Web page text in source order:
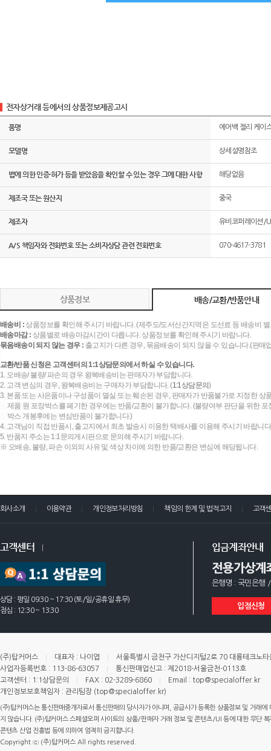
전자상거래 등에서의 상품정보제공고시
품명 에어백 젤리 케이
모델명 상세설명참조
법에 의한 인증·허가 등을 받았음을 확인할 수 있는 경우 그에 대한 사항 해당없음
제조국 또는 원산지 중국
제조자 유비코퍼레이션/
A/S 책임자와 전화번호 또는 소비자상담 관련 전화번호 070-4617-3781
상품정보 배송/교환/반품안내
배송비 :상품정보를 확인해 주시기 바랍니다. (제주도/도서산간지역은 도선료 등 배송비
배송마감 : 상품별로 배송마감시간이 다릅니다. 상품정보를 확인해 주시기 바랍니다.
묶음배송이 되지 않는 경우 : 출고지가 다른 경우, 묶음배송이 되지 않을 수 있습니다.(판
교환/반품 신청은 고객센터의 1:1상담문의에서 하실 수 있습니다.
1. 오배송/ 불량/ 파손의 경우 왕복배송비는 판매자가 부담합니다.
2. 고객 변심의 경우, 왕복배송비는 구매자가 부담합니다. (1:1상담문의)
3. 본품 또는 사은품이나 구성품이 멸실 또는 훼손된 경우, 판매자가 반품불가로 지정한 상
제품 원 포장박스를 폐기한 경우에는 반품/교환이 불가합니다. (불량여부 판단을 위한
박스 개봉후에는 변심반품이 불가합니다.)
4. 고객님이 직접 반품시, 출고지에서 최초 발송시 이용한 택배사를 이용해 주시기 바랍니
5. 반품지 주소는 1:1문의게시판으로 문의해 주시기 바랍니다.
※ 오배송, 불량, 파손 이외의 사유 및 색상 차이에 의한 반품/교환은 변심에 해당됩니다.
회사소개 이용약관 개인정보처리방침 책임의 한계 및 법적고지 고객
고객센터
상담 : 평일 09:30 ~ 17:30 (토/일/공휴일 휴무)
점심 : 12:30 ~ 13:30
입금계좌안내
전용가상계
은행명 : 국민은행
입점신청
(주)탑커머스 대표자 : 나이엽
서울특별시 금천구 가산디지털2로 70 대륭테크노
사업자등록번호 : 113-86-63057
통신판매업신고 : 제2018-서울금천-0113호
고객센터 : 1:1상담문의
FAX : 02-3289-6860
Email : top@specialoffer.kr
개인정보보호책임자 : 관리팀장 (top@specialoffer.kr)
(주)탑커머스는 통신판매중개자로서 통신판매의 당사자가 아니며, 공급사가 등록한 상품정보 및 거래
지 않습니다. (주)탑커머스 스페셜오퍼 사이트의 상품/판매자 거래 정보 및 콘텐츠/UI 등에 대한 무단
콘텐츠 산업 진흥법 등에 의하여 엄격히 금지합니다.
Copyright ⓒ (주)탑커머스 All rights reserved.